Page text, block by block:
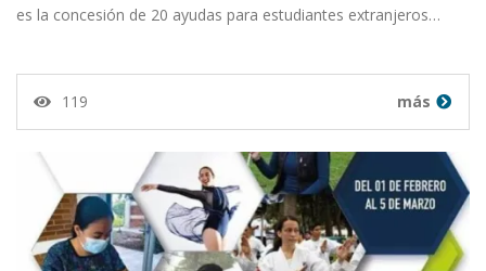
es la concesión de 20 ayudas para estudiantes extranjeros…
119 más